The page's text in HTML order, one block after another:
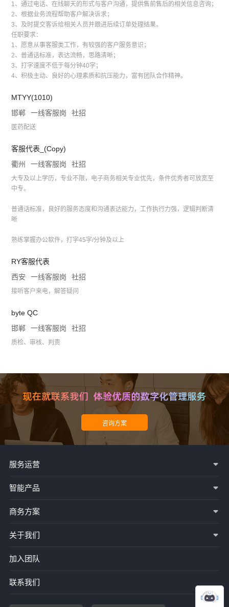
1、通过电话、在线聊天的形式与客户沟通，提供售前售后的相关信息咨询；
2、根据业务流程帮助客户解决诉求；
3、及时提交客诉给相关人员并跟进后续订单处理结果。
任职要求：
1、愿意从事客服类工作，有较强的客户服务意识；
2、普通话标准，表达流畅，思路清晰；
3、打字速度不低于每分钟40字；
4、积极主动、良好的心理素质和抗压能力，富有团队合作精神。
MTYY(1010)
邯郸
一线客服岗 社招
医药配送
客服代表_(Copy)
衢州
一线客服岗 社招
大专及以上学历，专业不限，电子商务相关专业优先，条件优秀者可放宽至
中专。
普通话标准，良好的服务态度和沟通表达能力，工作执行力强，逻辑判断清
晰
熟练掌握办公软件，打字45字/分钟及以上
RY客服代表
西安
一线客服岗 社招
接听客户来电，解答疑问
byte QC
邯郸
一线客服岗 社招
质检、审核、判责
服务运营
智能产品
商务方案
关于我们
加入团队
联系我们